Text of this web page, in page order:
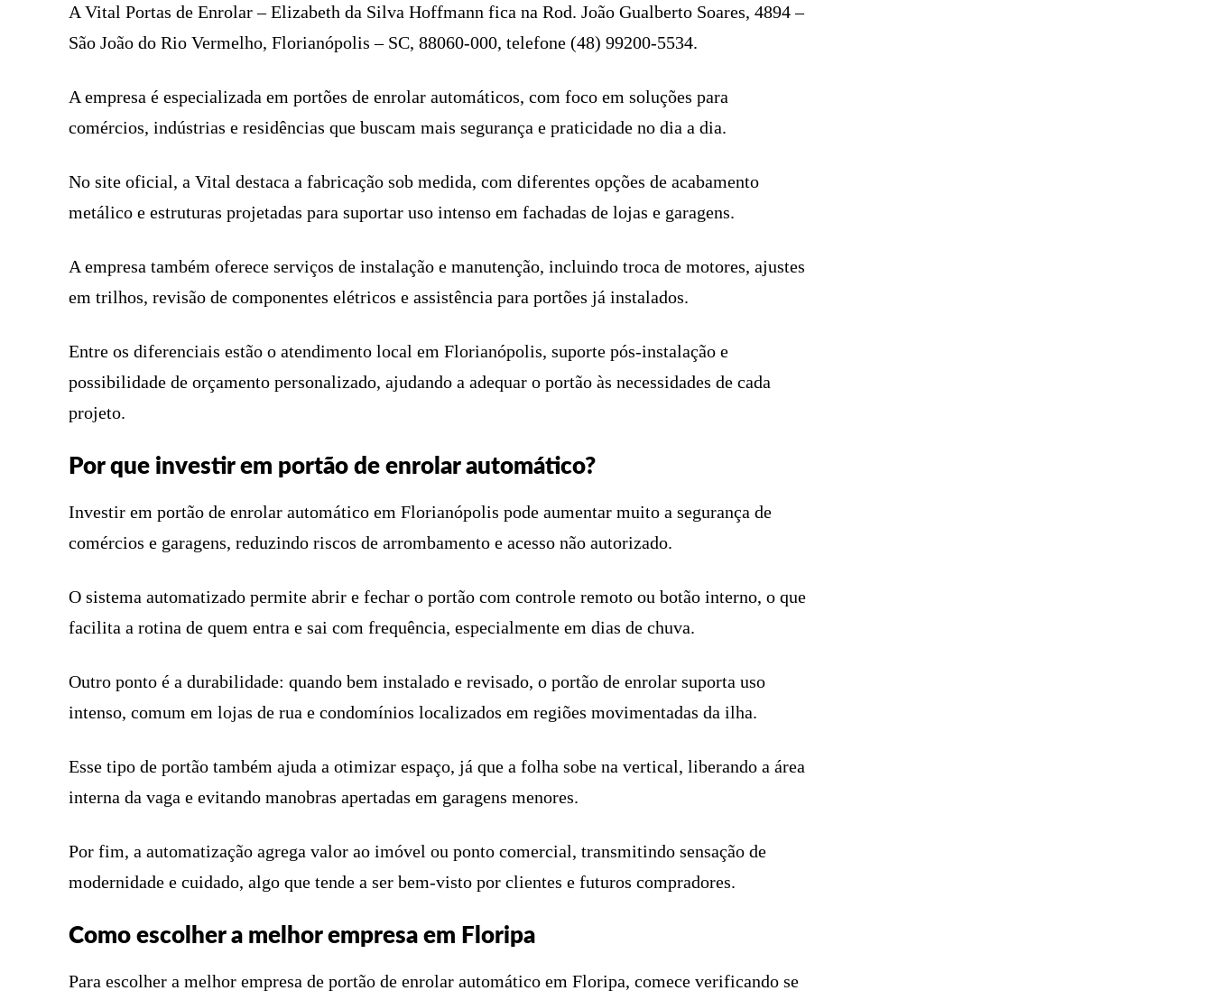
A Vital Portas de Enrolar – Elizabeth da Silva Hoffmann fica na Rod. João Gualberto Soares, 4894 –
São João do Rio Vermelho, Florianópolis – SC, 88060-000, telefone (48) 99200-5534.
A empresa é especializada em portões de enrolar automáticos, com foco em soluções para
comércios, indústrias e residências que buscam mais segurança e praticidade no dia a dia.
No site oficial, a Vital destaca a fabricação sob medida, com diferentes opções de acabamento
metálico e estruturas projetadas para suportar uso intenso em fachadas de lojas e garagens.
A empresa também oferece serviços de instalação e manutenção, incluindo troca de motores, ajustes
em trilhos, revisão de componentes elétricos e assistência para portões já instalados.
Entre os diferenciais estão o atendimento local em Florianópolis, suporte pós-instalação e
possibilidade de orçamento personalizado, ajudando a adequar o portão às necessidades de cada
projeto.
Por que investir em portão de enrolar automático?
Investir em portão de enrolar automático em Florianópolis pode aumentar muito a segurança de
comércios e garagens, reduzindo riscos de arrombamento e acesso não autorizado.
O sistema automatizado permite abrir e fechar o portão com controle remoto ou botão interno, o que
facilita a rotina de quem entra e sai com frequência, especialmente em dias de chuva.
Outro ponto é a durabilidade: quando bem instalado e revisado, o portão de enrolar suporta uso
intenso, comum em lojas de rua e condomínios localizados em regiões movimentadas da ilha.
Esse tipo de portão também ajuda a otimizar espaço, já que a folha sobe na vertical, liberando a área
interna da vaga e evitando manobras apertadas em garagens menores.
Por fim, a automatização agrega valor ao imóvel ou ponto comercial, transmitindo sensação de
modernidade e cuidado, algo que tende a ser bem-visto por clientes e futuros compradores.
Como escolher a melhor empresa em Floripa
Para escolher a melhor empresa de portão de enrolar automático em Floripa, comece verificando se